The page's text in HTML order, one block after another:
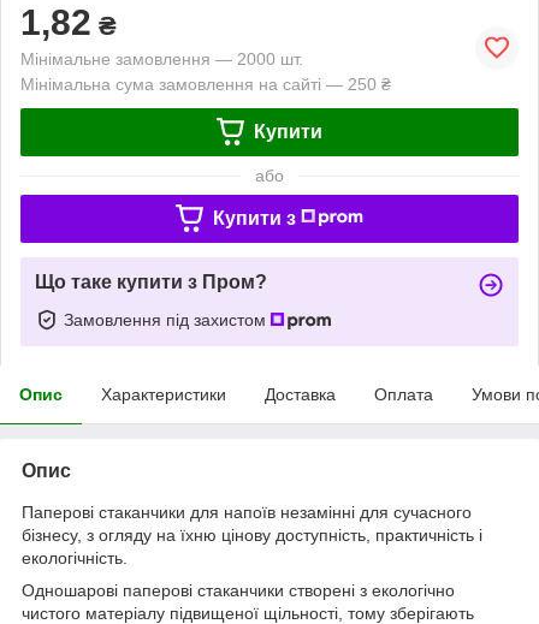
1,82 ₴
Мінімальне замовлення — 2000 шт.
Мінімальна сума замовлення на сайті — 250 ₴
Купити
або
Купити з
Що таке купити з Пром?
Замовлення під захистом
Опис Характеристики Доставка Оплата Умови
Опис
Паперові стаканчики для напоїв незамінні для сучасного
бізнесу, з огляду на їхню цінову доступність, практичність і
екологічність.
Одношарові паперові стаканчики створені з екологічно
чистого матеріалу підвищеної щільності, тому зберігають